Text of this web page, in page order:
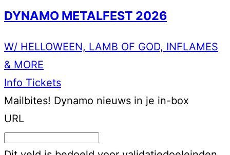
DYNAMO METALFEST 2026
W/ HELLOWEEN, LAMB OF GOD, INFLAMES
& MORE
Info Tickets
Mailbites! Dynamo nieuws in je in-box
URL